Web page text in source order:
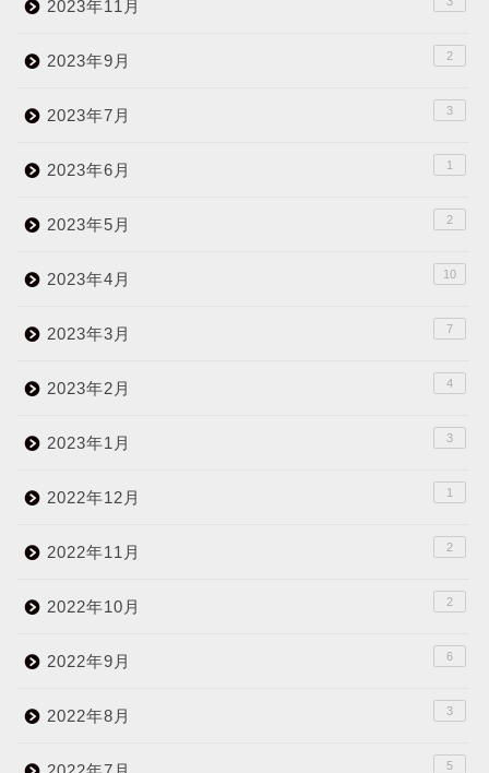
2023年11月
2023年9月 2
2023年7月 3
2023年6月 1
2023年5月 2
2023年4月 10
2023年3月 7
2023年2月 4
2023年1月 3
2022年12月 1
2022年11月 2
2022年10月 2
2022年9月 6
2022年8月 3
5